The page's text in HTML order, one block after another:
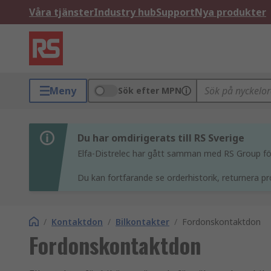
Våra tjänsterIndustry hubSupportNya produkter
Meny Sök efter MPN
Du har omdirigerats till RS Sverige
Elfa-Distrelec har gått samman med RS Group
Du kan fortfarande se orderhistorik, returnera
/ Kontaktdon / Bilkontakter / Fordonskontaktdon
Fordonskontaktdon